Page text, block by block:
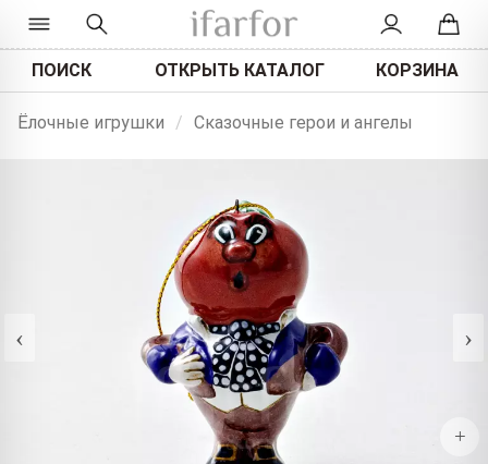
ПОИСК ОТКРЫТЬ КАТАЛОГ КОРЗИНА
Ёлочные игрушки / Сказочные герои и ангелы
‹ ›
+